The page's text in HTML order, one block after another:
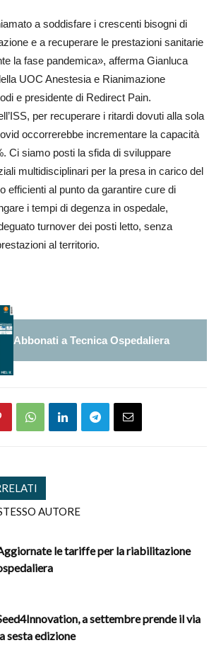
a soddisfare i crescenti bisogni di
e a recuperare le prestazioni sanitarie
la fase pandemica», afferma Gianluca
UOC Anestesia e Rianimazione
e presidente di Redirect Pain.
per recuperare i ritardi dovuti alla sola
occorrerebbe incrementare la capacità
Ci siamo posti la sfida di sviluppare
multidisciplinari per la presa in carico del
efficienti al punto da garantire cure di
i tempi di degenza in ospedale,
turnover dei posti letto, senza
al territorio.
Abbonati a Tecnica Ospedaliera
AUTORE
le tariffe per la riabilitazione
a settembre prende il via
sesta edizione